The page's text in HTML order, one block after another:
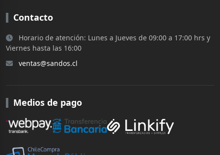
Contacto
Horario de atención: Lunes a Jueves de 09:00 a 17:00 hrs y
Viernes hasta las 16:00
ventas@sandos.cl
Medios de pago